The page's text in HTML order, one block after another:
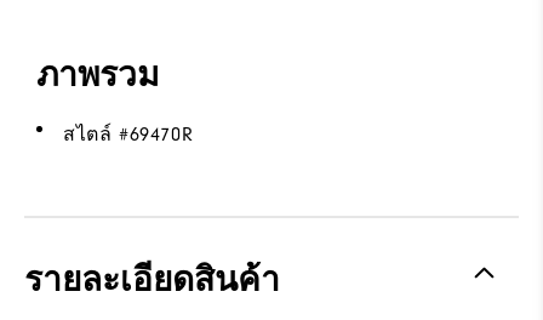
ภาพรวม
สไตล์ #69470R
รายละเอียดสินค้า